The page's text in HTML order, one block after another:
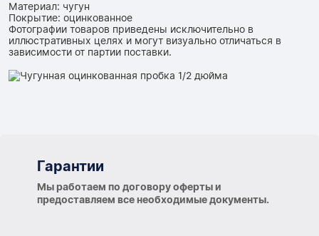
Материал: чугун
Покрытие: оцинкованное
Фотографии товаров приведены исключительно в
иллюстративных целях и могут визуально отличаться в
зависимости от партии поставки.
Гарантии
Мы работаем по договору оферты и
предоставляем все необходимые документы.